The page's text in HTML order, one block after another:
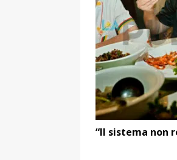
“Il sistema non